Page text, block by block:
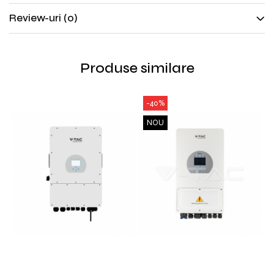
Review-uri (0)
Produse similare
-40%
NOU